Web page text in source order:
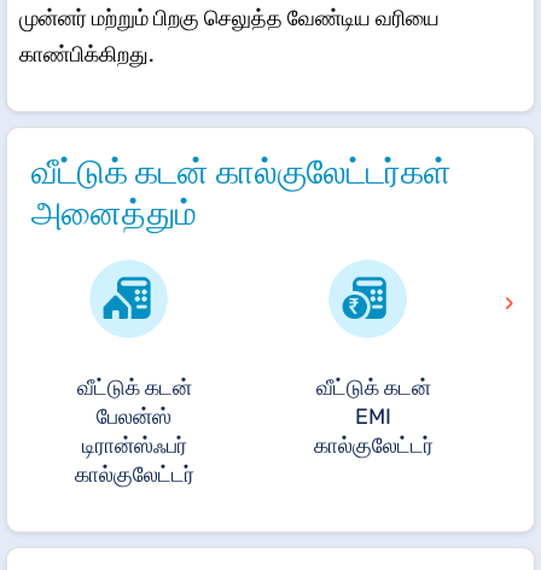
முன்னர் மற்றும் பிறகு செலுத்த வேண்டிய வரியை
காண்பிக்கிறது.
வீட்டுக் கடன் கால்குலேட்டர்கள்
அனைத்தும்
வீட்டுக் கடன்
பேலன்ஸ்
டிரான்ஸ்ஃபர்
கால்குலேட்டர்
வீட்டுக் கடன்
EMI
கால்குலேட்டர்
›